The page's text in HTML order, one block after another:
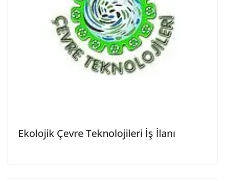
Ekolojik Çevre Teknolojileri İş İlanı